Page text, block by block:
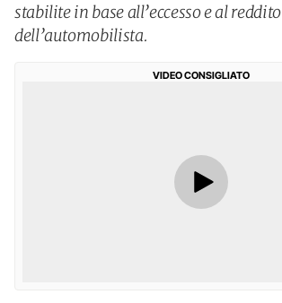
stabilite in base all’eccesso e al reddito
dell’automobilista.
VIDEO CONSIGLIATO